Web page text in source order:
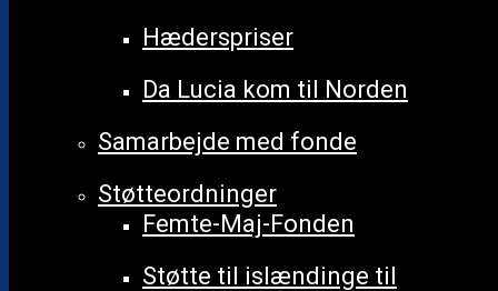
Hæderspriser
Da Lucia kom til Norden
Samarbejde med fonde
Støtteordninger
Femte-Maj-Fonden
Støtte til islændinge til